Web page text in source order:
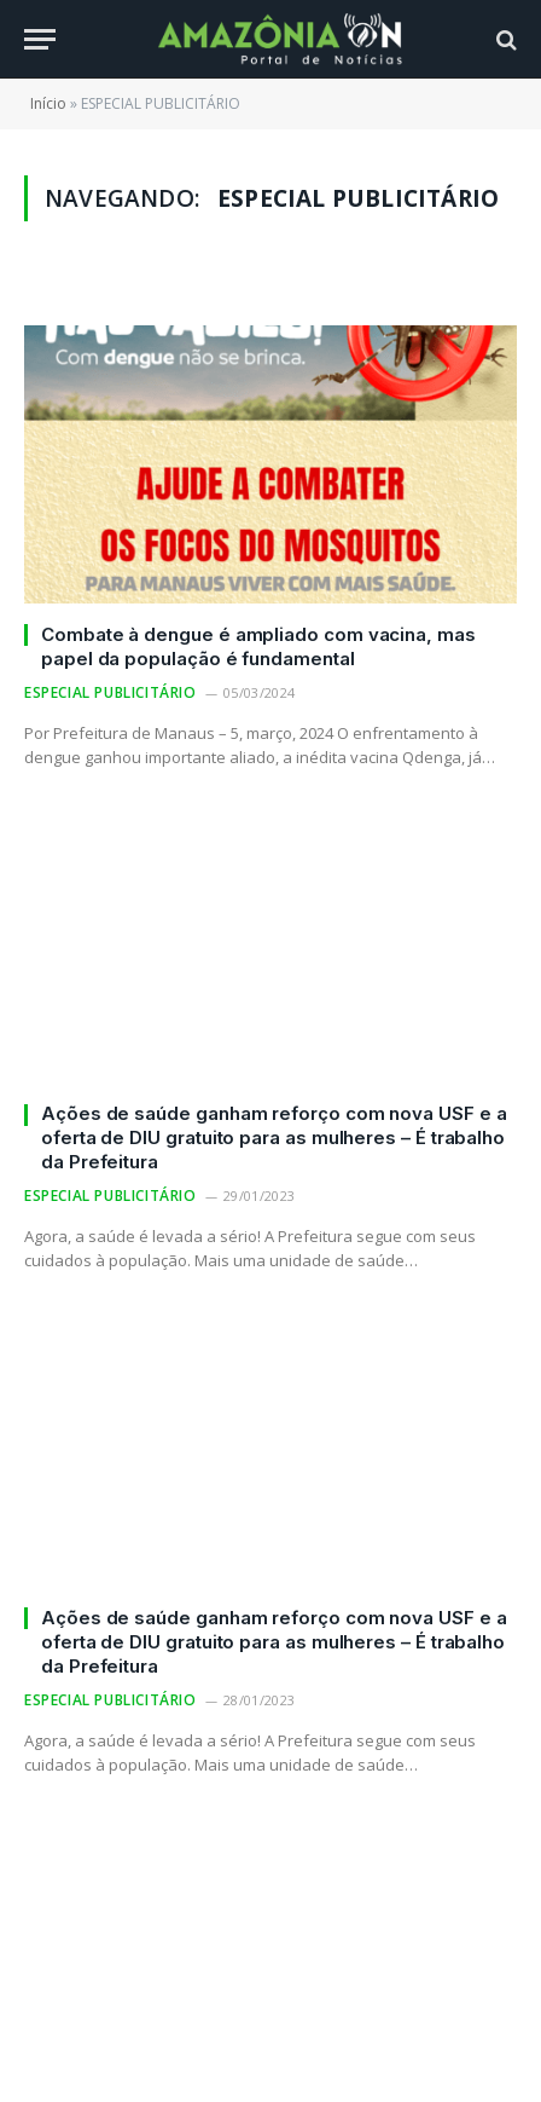
Início » ESPECIAL PUBLICITÁRIO
NAVEGANDO: ESPECIAL PUBLICITÁRIO
Combate à dengue é ampliado com vacina, mas
papel da população é fundamental
ESPECIAL PUBLICITÁRIO 05/03/2024
Por Prefeitura de Manaus – 5, março, 2024 O enfrentamento à
dengue ganhou importante aliado, a inédita vacina Qdenga, já…
Ações de saúde ganham reforço com nova USF e a
oferta de DIU gratuito para as mulheres – É trabalho
da Prefeitura
ESPECIAL PUBLICITÁRIO 29/01/2023
Agora, a saúde é levada a sério! A Prefeitura segue com seus
cuidados à população. Mais uma unidade de saúde…
Ações de saúde ganham reforço com nova USF e a
oferta de DIU gratuito para as mulheres – É trabalho
da Prefeitura
ESPECIAL PUBLICITÁRIO 28/01/2023
Agora, a saúde é levada a sério! A Prefeitura segue com seus
cuidados à população. Mais uma unidade de saúde…